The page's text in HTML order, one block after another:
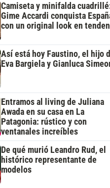
Camiseta y minifalda
Gime Accardi conquista
con un original look en
Así está hoy Faustino, el hijo
Eva Bargiela y Gianluca
Entramos al living de Juliana
Awada en su casa en La
Patagonia: rústico y con
ventanales increíbles
De qué murió Leandro Rud, el
histórico representante de
modelos